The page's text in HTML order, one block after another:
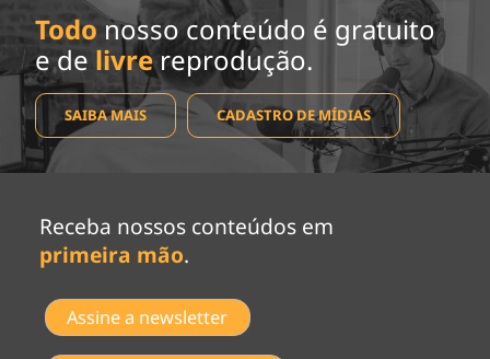
Todo nosso conteúdo é gratuito
e de livrereprodução.
SAIBA MAIS CADASTRO DE MÍDIAS
Receba nossos conteúdos em
primeira mão.
Assine a newsletter